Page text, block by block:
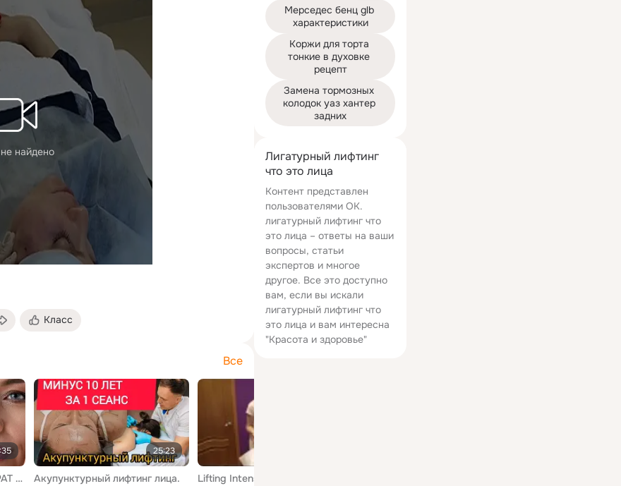
Лигатурный лифтинг
что это лица
Контент представлен
пользователями ОК.
лигатурный лифтинг что
это лица – ответы на ваши
вопросы, статьи
экспертов и многое
другое. Все это доступно
вам, если вы искали
лигатурный лифтинг что
это лица и вам интересна
"Красота и здоровье"
Мерседес бенц glb
характеристики
Коржи для торта
тонкие в духовке
рецепт
Замена тормозных
колодок уаз хантер
задних
найдено
Класс
Все
RF ЛИФТИНГ ЛИЦА АППАРАТ ЧТО ЭТО 💯 MEDUTOX СЫВОРОТКА ОМОЛАЖИВАЮЩАЯ
25:23
Акупунктурный лифтинг лица.